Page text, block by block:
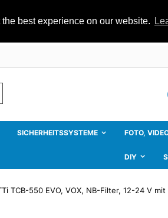
best experience on our website.
SICHERHEITSSYSTEME FOTO,
DIY
TCB-550 EVO, VOX, NB-Filter, 12-24 V